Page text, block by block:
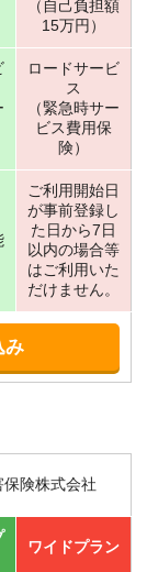
（自己負担額
15万円）
ロードサービ
ス
（緊急時サー
ビス費用保
険）
ご利用開始日
が事前登録し
た日から7日
以内の場合等
はご利用いた
だけません。
み
険株式会社
ワイドプラン